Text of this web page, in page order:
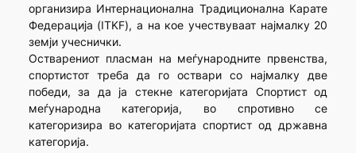
организира Интернационална Традиционална Карате
Федерација (ITKF), а на кое учествуваат најмалку 20
земји учеснички.
Остварениот пласман на меѓународните првенства,
спортистот треба да го оствари со најмалку две
победи, за да ја стекне категоријата Спортист од
меѓународна категорија, во спротивно се
категоризира во категоријата спортист од државна
категорија.